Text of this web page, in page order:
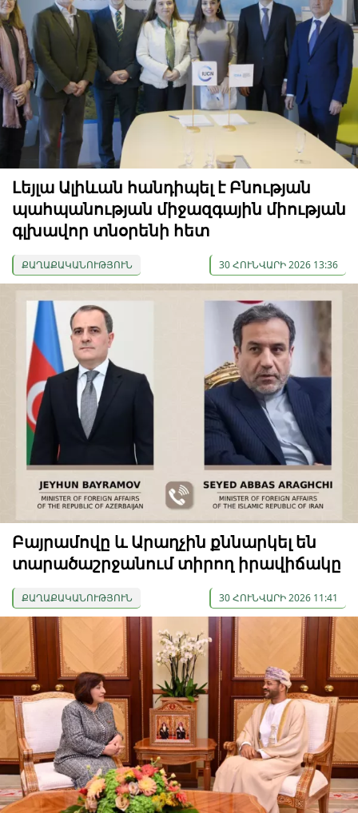
Լեյլա Ալիևան հանդիպել է Բնության
պահպանության միջազգային միության
գլխավոր տնօրենի հետ
ՔԱՂԱՔԱԿԱՆՈՒԹՅՈՒՆ 30 ՀՈՒՆՎԱՐԻ 2026 13:36
Բայրամովը և Արաղչին քննարկել են
տարածաշրջանում տիրող իրավիճակը
ՔԱՂԱՔԱԿԱՆՈՒԹՅՈՒՆ 30 ՀՈՒՆՎԱՐԻ 2026 11:41